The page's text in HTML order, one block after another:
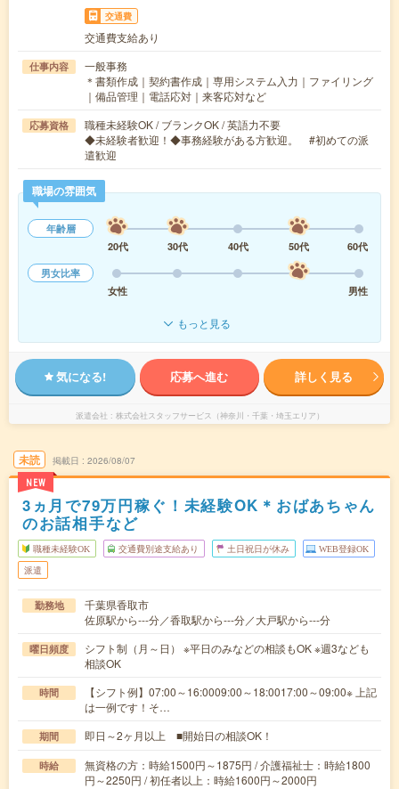
交通費
交通費支給あり
仕事内容
一般事務
＊書類作成｜契約書作成｜専用システム入力｜ファイリング
｜備品管理｜電話応対｜来客応対など
応募資格
職種未経験OK / ブランクOK / 英語力不要
◆未経験者歓迎！◆事務経験がある方歓迎。 #初めての派
遣歓迎
職場の雰囲気
年齢層
20代
30代 40代 50代
60代
男女比率
女性
男性
もっと見る
気になる! 応募へ進む 詳しく見る
派遣会社 株式会社スタッフサービス（神奈川・千葉・埼玉エリア）
未読
NEW
掲載日 2026/08/07
3ヵ月で79万円稼ぐ！未経験OK＊おばあちゃん
のお話相手など
職種未経験OK 交通費別途支給あり 土日祝日が休み WEB登録OK
派遣
勤務地
千葉県香取市
佐原駅から---分／香取駅から---分／大戸駅から---分
曜日頻度
シフト制（月～日） ※平日のみなどの相談もOK ※週3なども
相談OK
時間
【シフト例】07:00～16:0009:00～18:0017:00～09:00※ 上記
は一例です！そ…
期間 即日～2ヶ月以上 ■開始日の相談OK！
時給
無資格の方：時給1500円～1875円 / 介護福祉士：時給1800
円～2250円 / 初任者以上：時給1600円～2000円